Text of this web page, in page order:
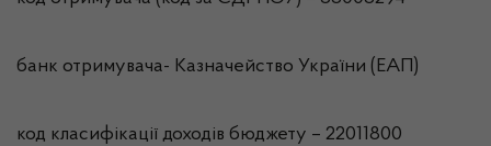
банк отримувача- Казначейство України (ЕАП)
код класифікації доходів бюджету – 22011800